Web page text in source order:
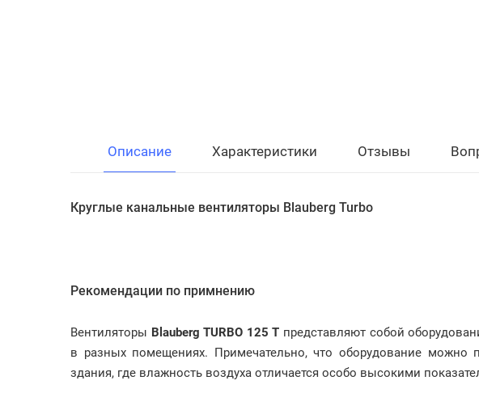
Описание Характеристики Отзывы
Круглые канальные вентиляторы Blauberg Turbo
Рекомендации по примнению
Вентиляторы Blauberg TURBO 125 Т представляют собой
в разных помещениях. Примечательно, что оборудование можно
здания, где влажность воздуха отличается особо высокими